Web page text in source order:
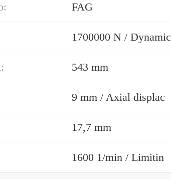
FAG
1700000 N / Dynamic
543 mm
9 mm / Axial displac
17,7 mm
1600 1/min / Limitin